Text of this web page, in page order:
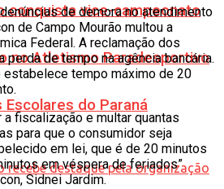
conquista vice-campeonato
no Atletismo Paradesportivo
do Paraná
de demora no atendimento
de Campo Mourão multou a
Federal. A reclamação dos
de tempo na agência bancária.
tempo máximo de 20
fiscalização e multar quantas
para que o consumidor seja
em lei, que é de 20 minutos
em véspera de feriados”
Sidnei Jardim.